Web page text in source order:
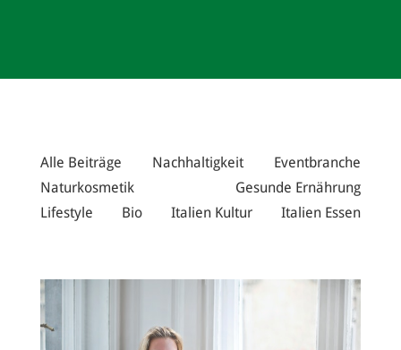
Alle Beiträge Nachhaltigkeit
Eventbranche
Naturkosmetik
Gesunde Ernährung
Lifestyle
Bio Italien Kultur Italien Essen